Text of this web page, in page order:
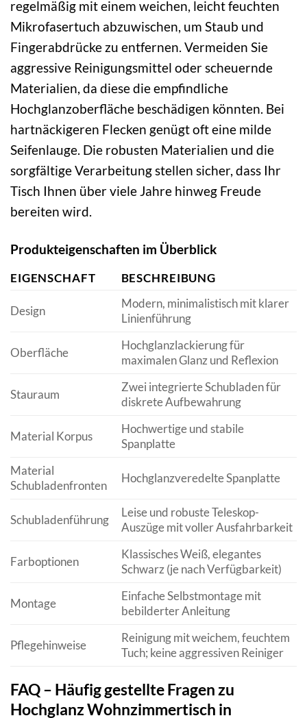
regelmäßig mit einem weichen, leicht feuchten
Mikrofasertuch abzuwischen, um Staub und
Fingerabdrücke zu entfernen. Vermeiden Sie
aggressive Reinigungsmittel oder scheuernde
Materialien, da diese die empfindliche
Hochglanzoberfläche beschädigen könnten. Bei
hartnäckigeren Flecken genügt oft eine milde
Seifenlauge. Die robusten Materialien und die
sorgfältige Verarbeitung stellen sicher, dass Ihr
Tisch Ihnen über viele Jahre hinweg Freude
bereiten wird.
Produkteigenschaften im Überblick
EIGENSCHAFT BESCHREIBUNG
Design
Modern, minimalistisch mit klarer
Linienführung
Oberfläche
Hochglanzlackierung für
maximalen Glanz und Reflexion
Stauraum
Zwei integrierte Schubladen für
diskrete Aufbewahrung
Material Korpus
Hochwertige und stabile
Spanplatte
Material
Schubladenfronten
Hochglanzveredelte Spanplatte
Schubladenführung
Leise und robuste Teleskop-
Auszüge mit voller Ausfahrbarkeit
Farboptionen
Klassisches Weiß, elegantes
Schwarz (je nach Verfügbarkeit)
Montage
Einfache Selbstmontage mit
bebilderter Anleitung
Pflegehinweise
Reinigung mit weichem, feuchtem
Tuch; keine aggressiven Reiniger
FAQ – Häufig gestellte Fragen zu
Hochglanz Wohnzimmertisch in